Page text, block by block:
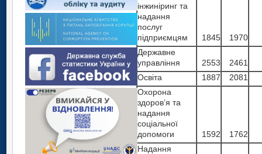
інжиніринг та
надання
послуг
підприємцям
1845
1970
Державне
управління
2553
2461
Освіта
1887
2081
Охорона
здоров’я та
надання
соціальної
допомоги
1592
1762
Надання